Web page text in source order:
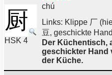
厨
HSK 4
chú
Links: Klippe 厂
豆, geschickte
Der Küchentisch,
geschickter Hand
der Küche.